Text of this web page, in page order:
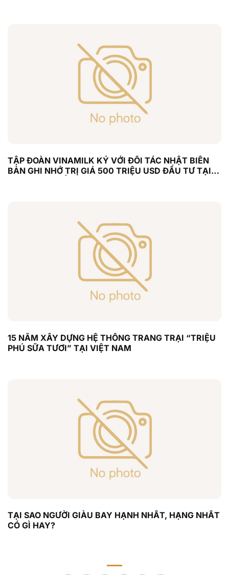
TẬP ĐOÀN VINAMILK KÝ VỚI ĐỐI TÁC NHẬT BIÊN
BẢN GHI NHỚ TRỊ GIÁ 500 TRIỆU USD ĐẦU TƯ TẠI
15 NĂM XÂY DỰNG HỆ THỐNG TRANG TRẠI “TRIỆU
PHÚ SỮA TƯƠI” TẠI VIỆT NAM
TẠI SAO NGƯỜI GIÀU BAY HẠNH NHẤT, HẠNG NHẤT
CÓ GÌ HAY?